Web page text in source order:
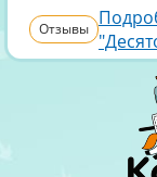
Отзывы